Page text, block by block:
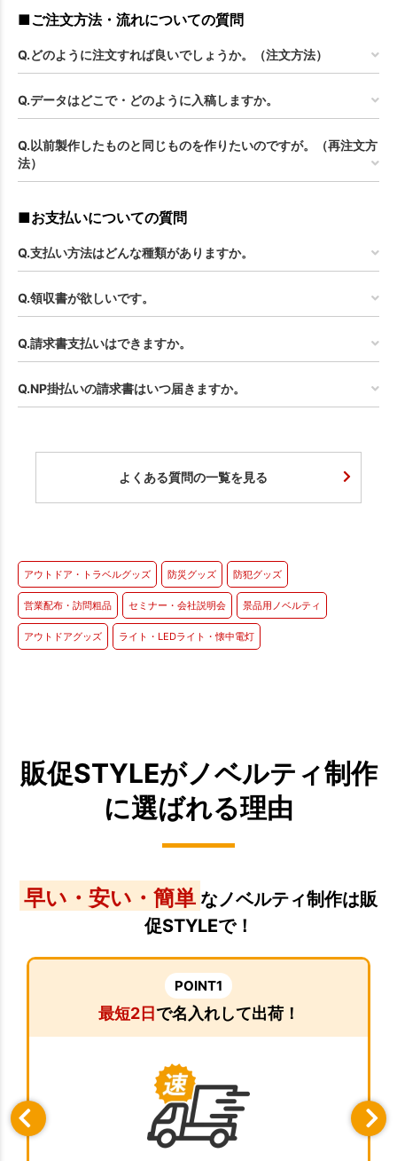
■ご注文方法・流れについての質問
Q.どのように注文すれば良いでしょうか。（注文方法）
Q.データはどこで・どのように入稿しますか。
Q.以前製作したものと同じものを作りたいのですが。（再注文方
法）
■お支払いについての質問
Q.支払い方法はどんな種類がありますか。
Q.領収書が欲しいです。
Q.請求書支払いはできますか。
Q.NP掛払いの請求書はいつ届きますか。
よくある質問の一覧を見る
アウトドア・トラベルグッズ 防災グッズ 防犯グッズ
営業配布・訪問粗品 セミナー・会社説明会 景品用ノベルティ
アウトドアグッズ ライト・LEDライト・懐中電灯
販促STYLEがノベルティ制作
に選ばれる理由
早い・安い・簡単 なノベルティ制作は販
促STYLEで！
POINT1
最短2日で名入れして出荷！